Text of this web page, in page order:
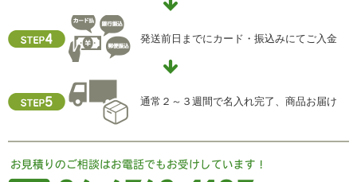
発送前日までにカード・振込みにてご入金
通常２～３週間で名入れ完了、商品お届け